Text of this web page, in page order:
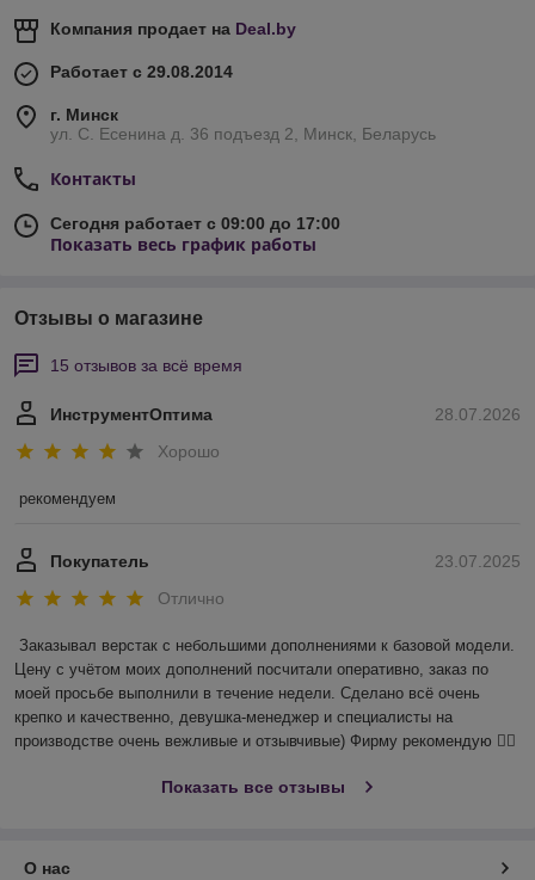
Компания продает на Deal.by
Работает с 29.08.2014
г. Минск
ул. С. Есенина д. 36 подъезд 2, Минск, Беларусь
Контакты
Сегодня работает с 09:00 до 17:00
Показать весь график работы
Отзывы о магазине
15 отзывов за всё время
28.07.2026
ИнструментОптима
Хорошо
рекомендуем
23.07.2025
Покупатель
Отлично
Заказывал верстак с небольшими дополнениями к базовой модели.
Цену с учётом моих дополнений посчитали оперативно, заказ по
моей просьбе выполнили в течение недели. Сделано всё очень
крепко и качественно, девушка-менеджер и специалисты на
производстве очень вежливые и отзывчивые) Фирму рекомендую 👍🏻
Показать все отзывы
О нас